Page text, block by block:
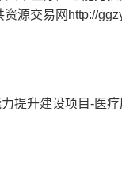
源交易网http://
提升建设项目-医